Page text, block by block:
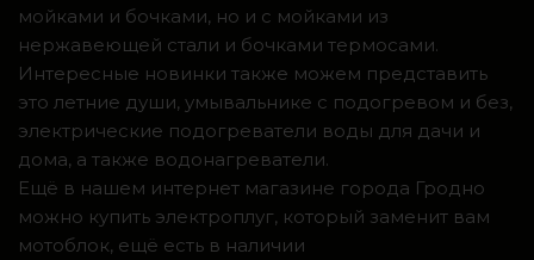
мойками и бочками, но и с мойками из
нержавеющей стали и бочками термосами.
Интересные новинки также можем представить
это летние души, умывальнике с подогревом и без,
электрические подогреватели воды для дачи и
дома, а также водонагреватели.
Ещё в нашем интернет магазине города Гродно
можно купить электроплуг, который заменит вам
мотоблок, ещё есть в наличии